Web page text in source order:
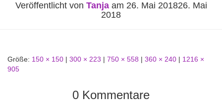
Veröffentlicht von Tanjaam 26. Mai 201826. Mai
2018
Größe: 150 × 150 | 300 × 223 | 750 × 558 | 360 × 240 | 1216 ×
905
0 Kommentare